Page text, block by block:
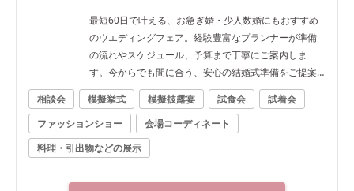
最短60日で叶える、お急ぎ婚・少人数婚にもおすすめ
のウエディングフェア。経験豊富なプランナーが準備
の流れやスケジュール、予算まで丁寧にご案内しま
す。今からでも間に合う、安心の結婚式準備をご提案
いたします
相談会 模擬挙式 模擬披露宴 試食会
試着会
ファッションショー
会場コーディネート
料理・引出物などの展示